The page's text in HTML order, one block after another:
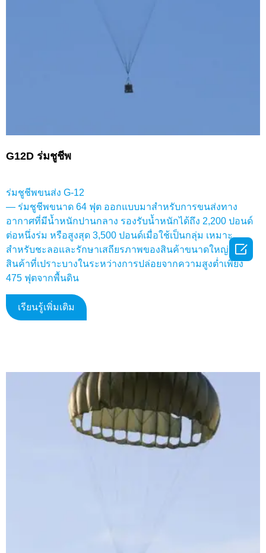
G12D ร่มชูชีพ
ร่มชูชีพขนส่ง G-12
— ร่มชูชีพขนาด 64 ฟุต ออกแบบมาสำหรับการขนส่งทาง
อากาศที่มีน้ำหนักปานกลาง รองรับน้ำหนักได้ถึง 2,200 ปอนด์
ต่อหนึ่งร่ม หรือสูงสุด 3,500 ปอนด์เมื่อใช้เป็นกลุ่ม เหมาะ
สำหรับชะลอและรักษาเสถียรภาพของสินค้าขนาดใหญ่และ
สินค้าที่เปราะบางในระหว่างการปล่อยจากความสูงต่ำเพียง
475 ฟุตจากพื้นดิน
เรียนรู้เพิ่มเติม
